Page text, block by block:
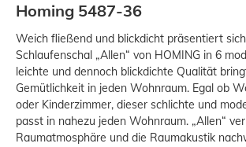
Homing 5487-36
Weich fließend und blickdicht präsentiert
Schlaufenschal „Allen“ von HOMING in 6
leichte und dennoch blickdichte Qualität
Gemütlichkeit in jeden Wohnraum. Egal ob
oder Kinderzimmer, dieser schlichte und
passt in nahezu jeden Wohnraum. „Allen“
Raumatmosphäre und die Raumakustik